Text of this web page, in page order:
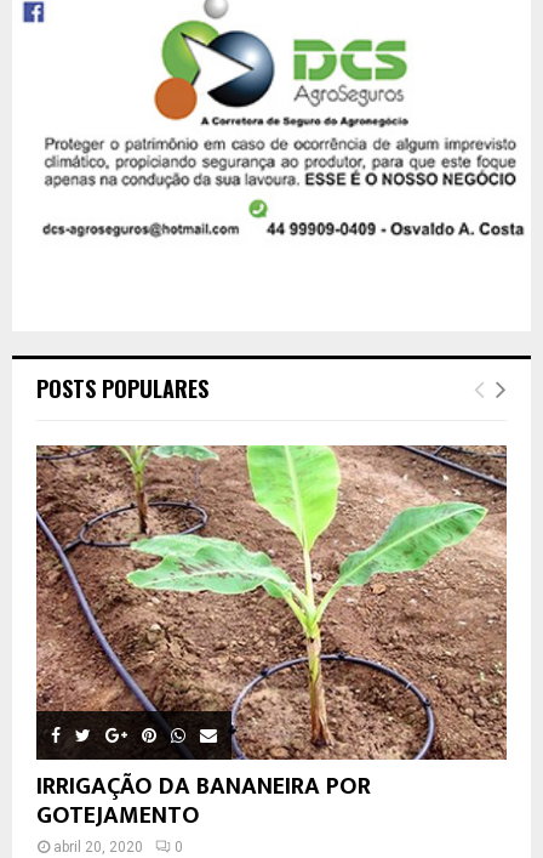
POSTS POPULARES
IRRIGAÇÃO DA BANANEIRA POR
GOTEJAMENTO
abril 20, 2020 0